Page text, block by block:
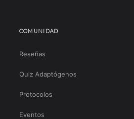
COMUNIDAD
Reseñas
Quiz Adaptógenos
Protocolos
Eventos